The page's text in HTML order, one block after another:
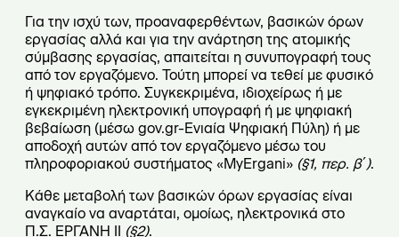
Για την ισχύ των, προαναφερθέντων, βασικών όρων
εργασίας αλλά και για την ανάρτηση της ατομικής
σύμβασης εργασίας, απαιτείται η συνυπογραφή τους
από τον εργαζόμενο. Τούτη μπορεί να τεθεί με φυσικό
ή ψηφιακό τρόπο. Συγκεκριμένα, ιδιοχείρως ή με
εγκεκριμένη ηλεκτρονική υπογραφή ή με ψηφιακή
βεβαίωση (μέσω gov.gr-Ενιαία Ψηφιακή Πύλη) ή με
αποδοχή αυτών από τον εργαζόμενο μέσω του
πληροφοριακού συστήματος «MyErgani» (§1, περ. β΄).
Κάθε μεταβολή των βασικών όρων εργασίας είναι
αναγκαίο να αναρτάται, ομοίως, ηλεκτρονικά στο
Π.Σ. ΕΡΓΑΝΗ II
(§2).